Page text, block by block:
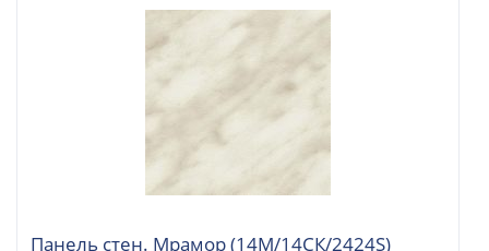
Панель стен. Мрамор (14М/14СК/2424S)